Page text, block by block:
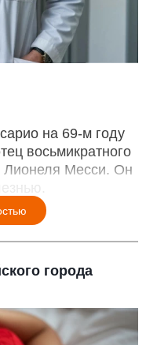
на 69-м году
восьмикратного
Лионеля Месси. Он
города